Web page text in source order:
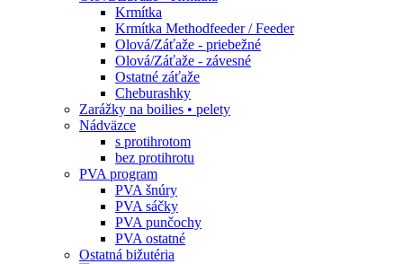
Krmítka
Krmítka Methodfeeder / Feeder
Olová/Záťaže - priebežné
Olová/Záťaže - závesné
Ostatné záťaže
Cheburashky
Zarážky na boilies • pelety
Nádväzce
s protihrotom
bez protihrotu
PVA program
PVA šnúry
PVA sáčky
PVA punčochy
PVA ostatné
Ostatná bižutéria